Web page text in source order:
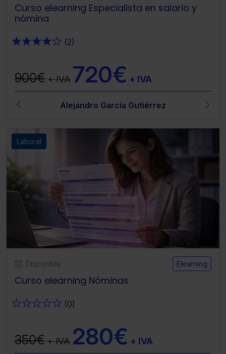
Curso elearning Especialista en salario y
nómina
★★★★★ (2)
900€+ IVA 720€ + IVA
Alejandro García Gutiérrez
Laboral
Disponible Elearning
Curso elearning Nóminas
★★★★★ (0)
350€+ IVA 280€ + IVA